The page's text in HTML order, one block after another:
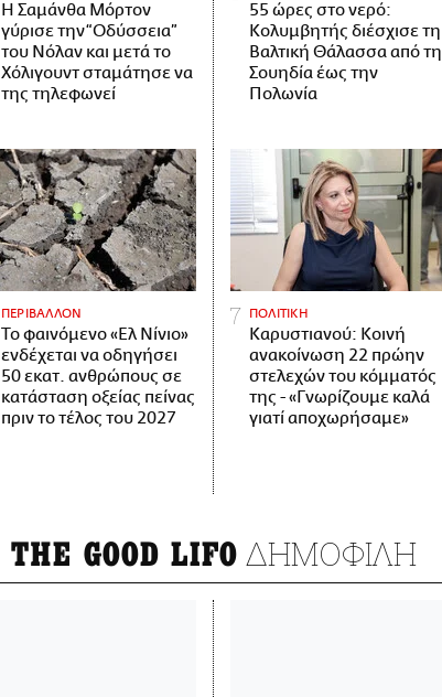
Η Σαμάνθα Μόρτον
γύρισε την “Οδύσσεια”
του Νόλαν και μετά το
Χόλιγουντ σταμάτησε να
της τηλεφωνεί
55 ώρες στο νερό:
Κολυμβητής διέσχισε τη
Βαλτική Θάλασσα από τη
Σουηδία έως την
Πολωνία
ΠΕΡΙΒΑΛΛΟΝ
Το φαινόμενο «Ελ Νίνιο»
ενδέχεται να οδηγήσει
50 εκατ. ανθρώπους σε
κατάσταση οξείας πείνας
πριν το τέλος του 2027
ΠΟΛΙΤΙΚΗ
Καρυστιανού: Κοινή
ανακοίνωση 22 πρώην
στελεχών του κόμματός
της - «Γνωρίζουμε καλά
γιατί αποχωρήσαμε»
THE GOOD LIFO ΔΗΜΟΦΙΛΗ